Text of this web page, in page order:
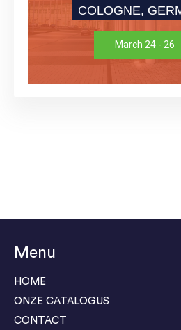
COLOGNE,
March 24 - 26
Menu
HOME
ONZE CATALOGUS
CONTACT